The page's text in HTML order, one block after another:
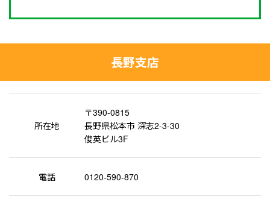
長野支店
所在地
〒390-0815
長野県松本市 深志2-3-30
俊英ビル3F
電話 0120-590-870